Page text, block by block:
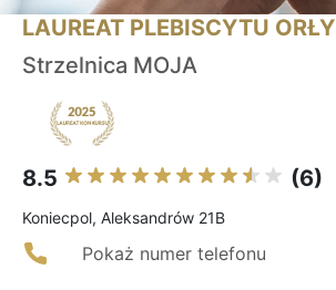
LAUREAT PLEBISCYTU ORŁY
Strzelnica MOJA
8.5 (6)
Koniecpol, Aleksandrów 21B
Pokaż numer telefonu